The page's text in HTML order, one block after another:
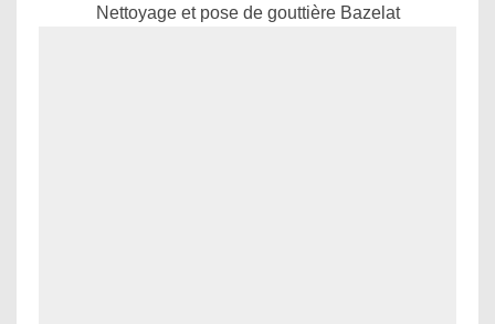
Nettoyage et pose de gouttière Bazelat